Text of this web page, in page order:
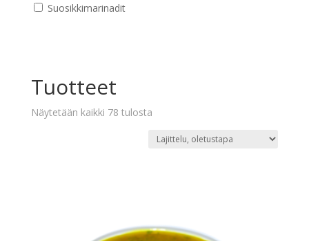
Tuotteet
Näytetään kaikki 78 tulosta
Suosikkimarinadit